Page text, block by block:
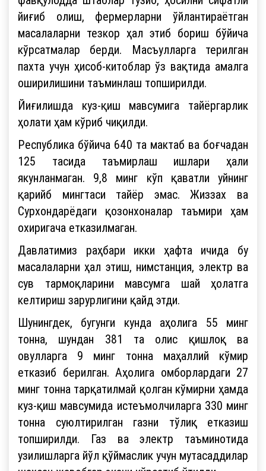
йиғиб олиш, фермерларни ўйлантираётган
масалаларни тезкор ҳал этиб бориш бўйича
кўрсатмалар берди. Масъулларга терилган
пахта учун ҳисоб-китоблар ўз вақтида амалга
оширилишини таъминлаш топширилди.
Йиғилишда куз-қиш мавсумига тайёргарлик
ҳолати ҳам кўриб чиқилди.
Республика бўйича 640 та мактаб ва боғчадан
125 тасида таъмирлаш ишлари ҳали
якунланмаган. 9,8 минг кўп қаватли уйнинг
қарийб мингтаси тайёр эмас. Жиззах ва
Сурхондарёдаги қозонхоналар таъмири ҳам
охиригача етказилмаган.
Давлатимиз раҳбари икки ҳафта ичида бу
масалаларни ҳал этиш, нимстанция, электр ва
сув тармоқларини мавсумга шай ҳолатга
келтириш зарурлигини қайд этди.
Шунингдек, бугунги кунда аҳолига 55 минг
тонна, шундан 381 та олис қишлоқ ва
овулларга 9 минг тонна маҳаллий кўмир
етказиб берилган. Аҳолига омборлардаги 27
минг тонна тарқатилмай қолган кўмирни ҳамда
куз-қиш мавсумида истеъмолчиларга 330 минг
тонна суюлтирилган газни тўлиқ етказиш
топширилди. Газ ва электр таъминотида
узилишларга йўл қўймаслик учун мутасаддилар